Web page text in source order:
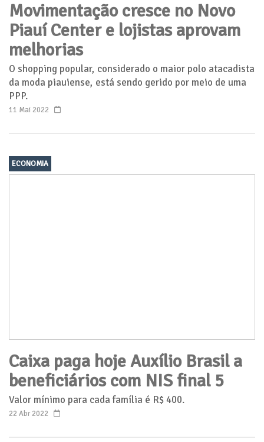
Movimentação cresce no Novo
Piauí Center e lojistas aprovam
melhorias
O shopping popular, considerado o maior polo atacadista
da moda piauiense, está sendo gerido por meio de uma
PPP.
11 Mai 2022
ECONOMIA
Caixa paga hoje Auxílio Brasil a
beneficiários com NIS final 5
Valor mínimo para cada família é R$ 400.
22 Abr 2022